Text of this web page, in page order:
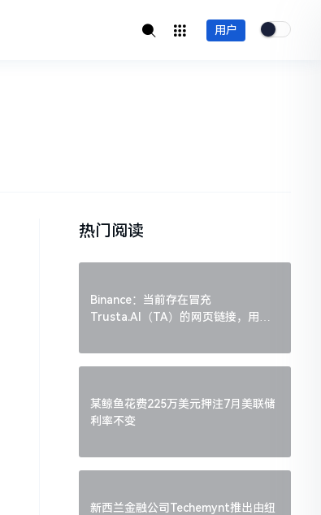
用户
热门阅读
Binance：当前存在冒充
Trusta.AI（TA）的网页链接，用户
某鲸鱼花费225万美元押注7月美联储
利率不变
新西兰金融公司Techemynt推出由纽